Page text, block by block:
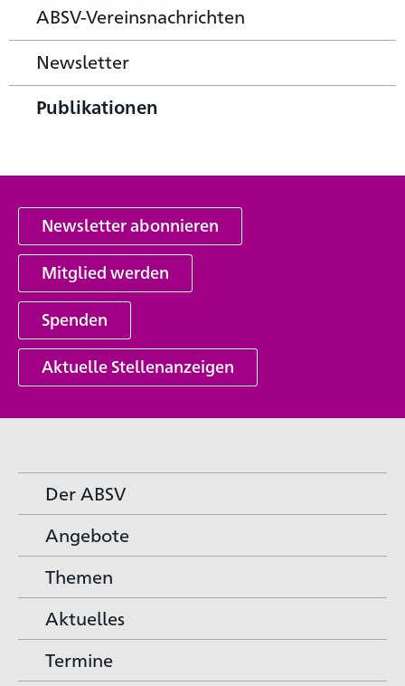
ABSV-Vereinsnachrichten
Newsletter
Publikationen
Newsletter abonnieren
Mitglied werden
Spenden
Aktuelle Stellenanzeigen
Der ABSV
Angebote
Themen
Aktuelles
Termine